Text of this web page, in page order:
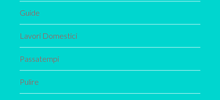
Guide
Lavori Domestici
Passatempi
Pulire